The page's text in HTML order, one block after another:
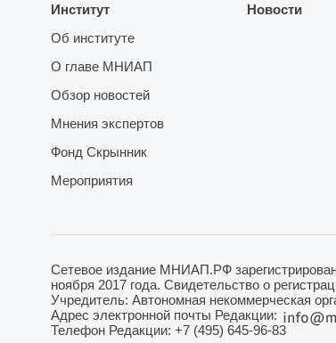
Институт
Об институте
О главе МНИАП
Обзор новостей
Мнения экспертов
Фонд Скрынник
Мероприятия
Новости
Сетевое издание МНИАП.РФ
ноября 2017 года. Свидетельство о
Учредитель: Автономная некоммерческая
Адрес электронной почты Редакции:
Телефон Редакции: +7 (495) 645-96-83